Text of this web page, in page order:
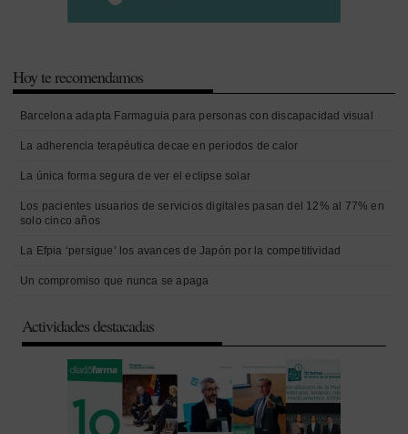
Hoy te recomendamos
Barcelona adapta Farmaguia para personas con discapacidad visual
La adherencia terapéutica decae en periodos de calor
La única forma segura de ver el eclipse solar
Los pacientes usuarios de servicios digitales pasan del 12% al 77% en
solo cinco años
La Efpia ‘persigue’ los avances de Japón por la competitividad
Un compromiso que nunca se apaga
Actividades destacadas